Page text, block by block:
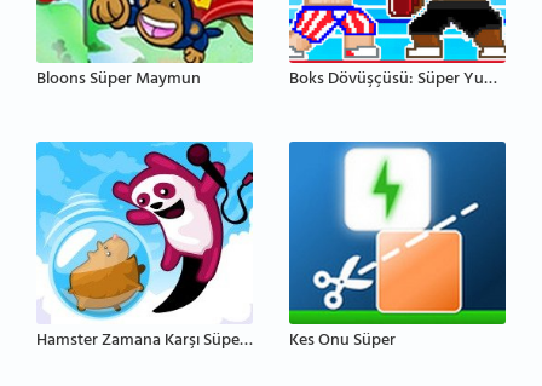
Bloons Süper Maymun Boks Dövüşçüsü: Süper Yumruk
Hamster Zamana Karşı Süper Gösteri Kes Onu Süper